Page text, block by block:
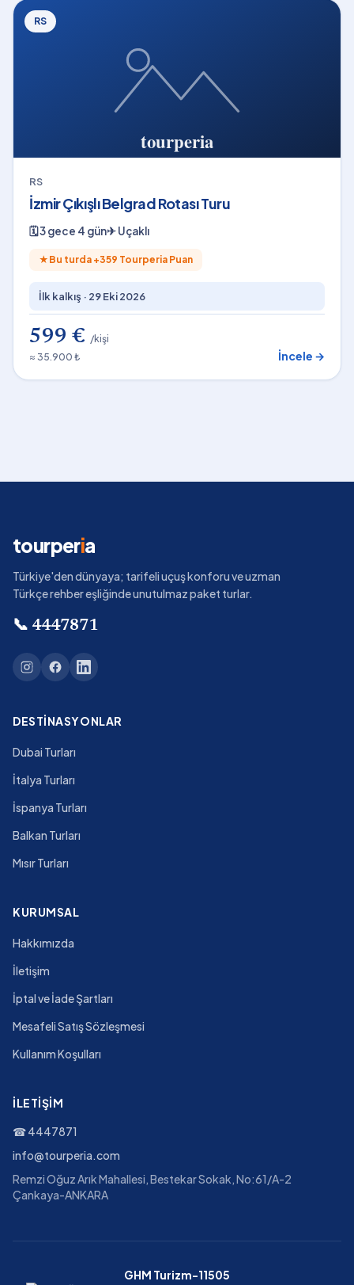
RS
RS
İzmir Çıkışlı Belgrad Rotası Turu
🗓3 gece 4 gün✈Uçaklı
★ Bu turda +359 Tourperia Puan
İlk kalkış · 29 Eki 2026
599 € /kişi
≈ 35.900 ₺
İncele →
tourperia
Türkiye'den dünyaya; tarifeli uçuş konforu ve uzman
Türkçe rehber eşliğinde unutulmaz paket turlar.
📞 4447871
DESTINASYONLAR
Dubai Turları
İtalya Turları
İspanya Turları
Balkan Turları
Mısır Turları
KURUMSAL
Hakkımızda
İletişim
İptal ve İade Şartları
Mesafeli Satış Sözleşmesi
Kullanım Koşulları
İLETIŞIM
☎4447871
info@tourperia.com
Remzi Oğuz Arık Mahallesi, Bestekar Sokak, No:61/A-2
Çankaya-ANKARA
GHM Turizm-11505